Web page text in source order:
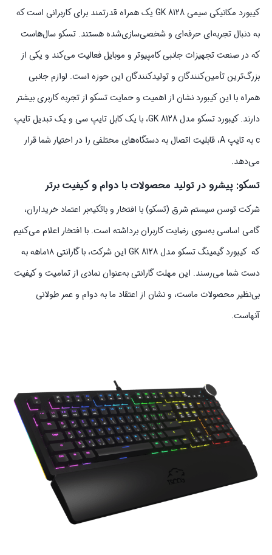
کیبورد مکانیکی سیمی GK 8128 یک همراه قدرتمند برای کاربرانی است که
به دنبال تجربه‌ای حرفه‌ای و شخصی‌سازی‌شده هستند. تسکو سال‌هاست
که در صنعت تجهیزات جانبی کامپیوتر و موبایل فعالیت می‌کند و یکی از
بزرگ‌ترین تأمین‌کنندگان و تولیدکنندگان این حوزه است. لوازم جانبی
همراه با این کیبورد نشان از اهمیت و حمایت تسکو از تجربه کاربری بیشتر
دارند. کیبورد تسکو مدل GK 8128، با یک کابل تایپ سی و یک تبدیل تایپ
c به تایپ A، قابلیت اتصال به دستگاه‌های مختلفی را در اختیار شما قرار
می‌دهد.
تسکو: پیشرو در تولید محصولات با دوام و کیفیت برتر
شرکت توسن سیستم شرق (تسکو) با افتخار و باتکیه‌بر اعتماد خریداران،
گامی اساسی به‌سوی رضایت کاربران برداشته است. با افتخار اعلام می‌کنیم
که کیبورد گیمینگ تسکو مدل GK 8128 این شرکت، با گارانتی ۱۸ماهه به
دست شما می‌رسند. این مهلت گارانتی به‌عنوان نمادی از تمامیت و کیفیت
بی‌نظیر محصولات ماست، و نشان از اعتقاد ما به دوام و عمر طولانی
آنهاست.